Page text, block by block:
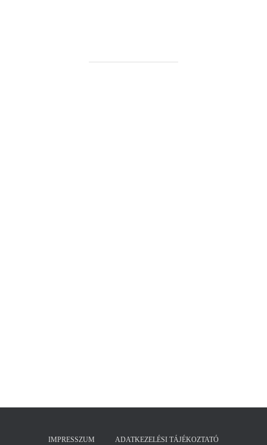
IMPRESSZUM ADATKEZELÉSI TÁJÉKOZTATÓ